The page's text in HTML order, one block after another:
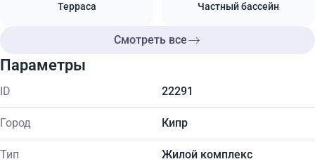
Терраса Частный бассейн
Смотреть все
Параметры
ID 22291
Город Кипр
Тип Жилой комплекс